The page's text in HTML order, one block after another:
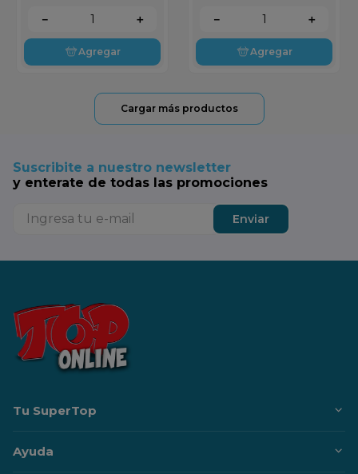
＋
－
Agregar
＋
－
Agregar
Suscribite a nuestro newsletter
y enterate de todas las promociones
Enviar
Tu SuperTop
Ayuda